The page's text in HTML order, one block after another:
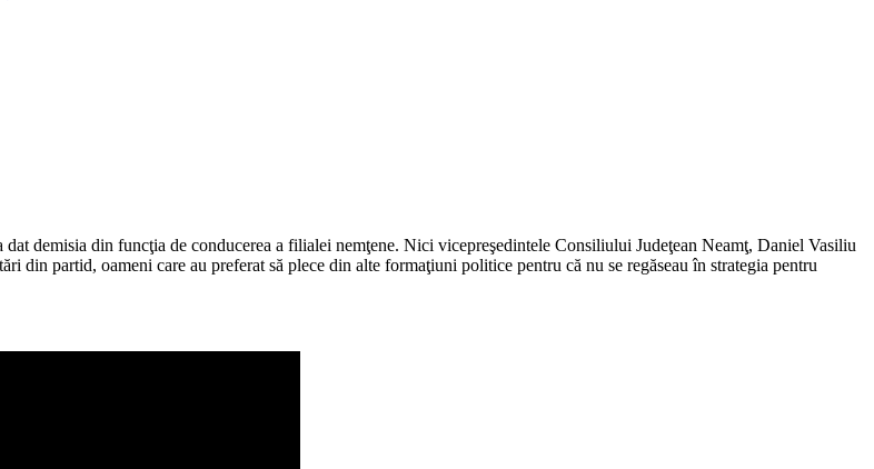
demisia din funcţia de conducerea a filialei nemţene. Nici vicepreşedintele Consiliului Judeţean Neamţ, Daniel Vasiliu
partid, oameni care au preferat să plece din alte formaţiuni politice pentru că nu se regăseau în strategia pentru